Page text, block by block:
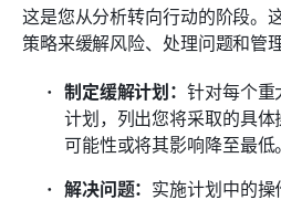
这是您从分析转向行动的阶段。
策略来缓解风险、处理问题和管
制定缓解计划：针对每个
计划，列出您将采取的具
可能性或将其影响降至最低
解决问题： 实施计划中的操